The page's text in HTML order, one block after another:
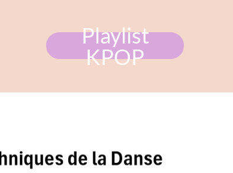
Playlist
KPOP